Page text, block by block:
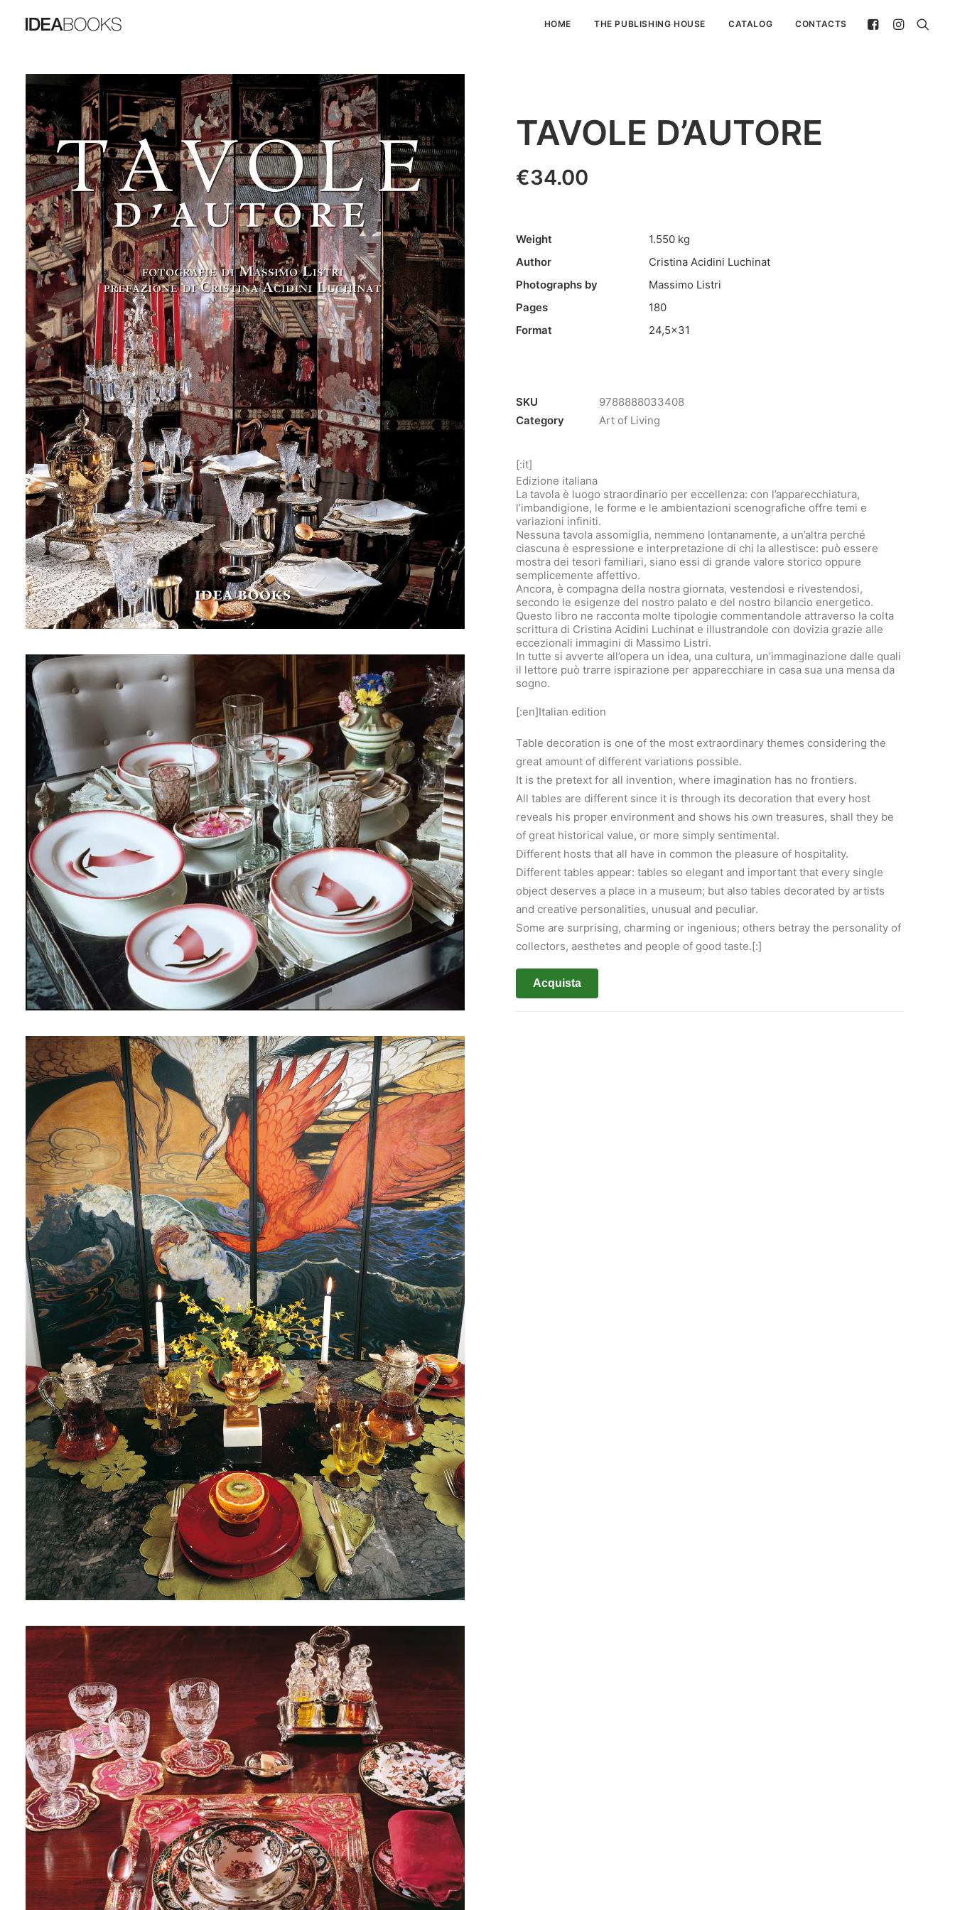
HOME THE PUBLISHING HOUSE CATALOG CONTACTS
TAVOLE D’AUTORE
€34.00
Weight
1.550 kg
Author
Cristina Acidini Luchinat
Photographs by
Massimo Listri
Pages
180
Format
24,5×31
SKU
9788888033408
Category
Art of Living
[:it]
Edizione italiana
La tavola è luogo straordinario per eccellenza: con l’apparecchiatura,
l’imbandigione, le forme e le ambientazioni scenografiche offre temi e
variazioni infiniti.
Nessuna tavola assomiglia, nemmeno lontanamente, a un’altra perché
ciascuna è espressione e interpretazione di chi la allestisce: può essere
mostra dei tesori familiari, siano essi di grande valore storico oppure
semplicemente affettivo.
Ancora, è compagna della nostra giornata, vestendosi e rivestendosi,
secondo le esigenze del nostro palato e del nostro bilancio energetico.
Questo libro ne racconta molte tipologie commentandole attraverso la colta
scrittura di Cristina Acidini Luchinat e illustrandole con dovizia grazie alle
eccezionali immagini di Massimo Listri.
In tutte si avverte all’opera un idea, una cultura, un’immaginazione dalle quali
il lettore può trarre ispirazione per apparecchiare in casa sua una mensa da
sogno.
[:en]Italian edition
Table decoration is one of the most extraordinary themes considering the
great amount of different variations possible.
It is the pretext for all invention, where imagination has no frontiers.
All tables are different since it is through its decoration that every host
reveals his proper environment and shows his own treasures, shall they be
of great historical value, or more simply sentimental.
Different hosts that all have in common the pleasure of hospitality.
Different tables appear: tables so elegant and important that every single
object deserves a place in a museum; but also tables decorated by artists
and creative personalities, unusual and peculiar.
Some are surprising, charming or ingenious; others betray the personality of
collectors, aesthetes and people of good taste.[:]
Acquista